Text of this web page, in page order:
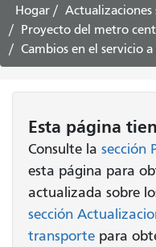
Hogar
Proyecto del metro
Cambios en el servicio
Esta página
Consulte la sección
esta página para
actualizada sobre
sección
transporte para